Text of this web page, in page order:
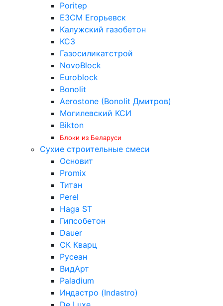
Poritep
ЕЗСМ Егорьевск
Калужский газобетон
КСЗ
Газосиликатстрой
NovoBlock
Euroblock
Bonolit
Aerostone (Bonolit Дмитров)
Могилевский КСИ
Bikton
Блоки из Беларуси
Сухие строительные смеси
Основит
Promix
Титан
Perel
Haga ST
Гипсобетон
Dauer
СК Кварц
Русеан
ВидАрт
Paladium
Индастро (Indastro)